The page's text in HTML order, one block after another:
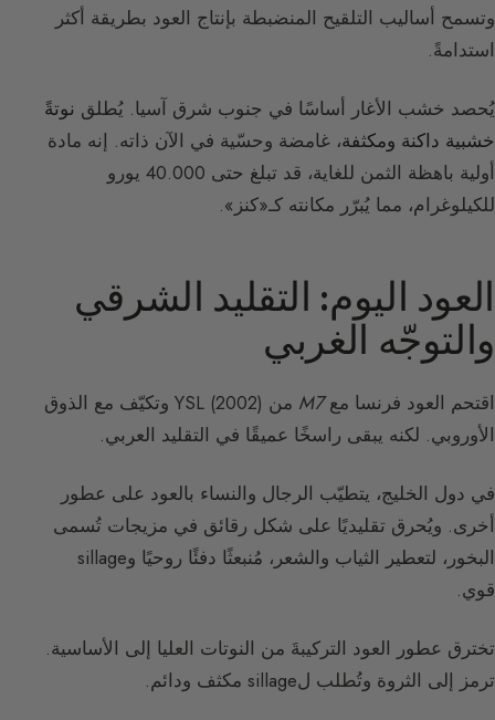
وتسمح أساليب التلقيح المنضبطة بإنتاج العود بطريقة أكثر
استدامةً.
يُحصد خشب الأغار أساسًا في جنوب شرق آسيا. يُطلق نوتةً
خشبية داكنة ومكثفة، غامضة وحسّية في الآن ذاته. إنه مادة
أولية باهظة الثمن للغاية، قد تبلغ حتى 40.000 يورو
للكيلوغرام، مما يُبرّر مكانته كـ«كنز».
العود اليوم: التقليد الشرقي
والتوجّه الغربي
اقتحم العود فرنسا معM7
من YSL (2002) وتكيّف مع الذوق
الأوروبي. لكنه يبقى راسخًا عميقًا في التقليد العربي.
في دول الخليج، يتطيّب الرجال والنساء بالعود على عطور
أخرى. ويُحرق تقليديًا على شكل رقائق في مزيجات تُسمى
البخور، لتعطير الثياب والشعر، مُنبعثًا دفئًا روحيًا وsillage
قوي.
تخترق عطور العود التركيبةَ من النوتات العليا إلى الأساسية.
ترمز إلى الثروة وتُطلب لsillage مكثف ودائم.